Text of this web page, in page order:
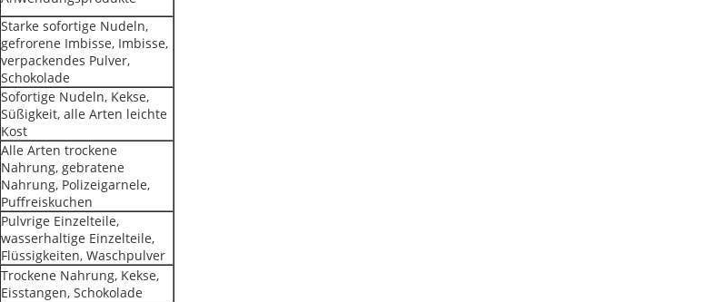
Starke sofortige Nudeln,
gefrorene Imbisse, Imbisse,
verpackendes Pulver,
Schokolade
Sofortige Nudeln, Kekse,
Süßigkeit, alle Arten leichte
Kost
Alle Arten trockene
Nahrung, gebratene
Nahrung, Polizeigarnele,
Puffreiskuchen
Pulvrige Einzelteile,
wasserhaltige Einzelteile,
Flüssigkeiten, Waschpulver
Trockene Nahrung, Kekse,
Eisstangen, Schokolade